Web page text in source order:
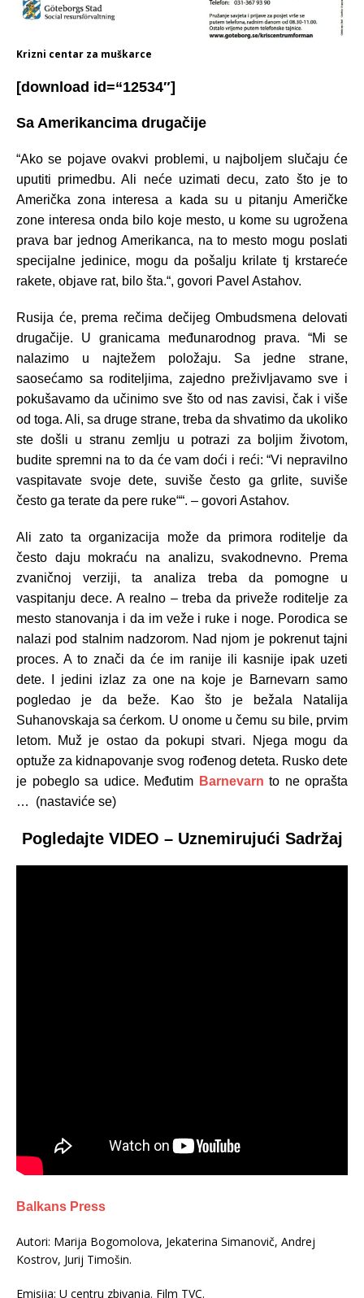
Krizni centar za muškarce
[download id=“12534″]
Sa Amerikancima drugačije
“Ako se pojave ovakvi problemi, u najboljem slučaju će
uputiti primedbu. Ali neće uzimati decu, zato što je to
Američka zona interesa a kada su u pitanju Američke
zone interesa onda bilo koje mesto, u kome su ugrožena
prava bar jednog Amerikanca, na to mesto mogu poslati
specijalne jedinice, mogu da pošalju krilate tj krstareće
rakete, objave rat, bilo šta.“, govori Pavel Astahov.
Rusija će, prema rečima dečijeg Ombudsmena delovati
drugačije. U granicama međunarodnog prava. “Mi se
nalazimo u najtežem položaju. Sa jedne strane,
saosećamo sa roditeljima, zajedno preživljavamo sve i
pokušavamo da učinimo sve što od nas zavisi, čak i više
od toga. Ali, sa druge strane, treba da shvatimo da ukoliko
ste došli u stranu zemlju u potrazi za boljim životom,
budite spremni na to da će vam doći i reći: “Vi nepravilno
vaspitavate svoje dete, suviše često ga grlite, suviše
često ga terate da pere ruke““. – govori Astahov.
Ali zato ta organizacija može da primora roditelje da
često daju mokraću na analizu, svakodnevno. Prema
zvaničnoj verziji, ta analiza treba da pomogne u
vaspitanju dece. A realno – treba da priveže roditelje za
mesto stanovanja i da im veže i ruke i noge. Porodica se
nalazi pod stalnim nadzorom. Nad njom je pokrenut tajni
proces. A to znači da će im ranije ili kasnije ipak uzeti
dete. I jedini izlaz za one na koje je Barnevarn samo
pogledao je da beže. Kao što je bežala Natalija
Suhanovskaja sa ćerkom. U onome u čemu su bile, prvim
letom. Muž je ostao da pokupi stvari. Njega mogu da
optuže za kidnapovanje svog rođenog deteta. Rusko dete
je pobeglo sa udice. Međutim Barnevarn to ne oprašta
… (nastaviće se)
Pogledajte VIDEO – Uznemirujući Sadržaj
Balkans Press
Autori: Marija Bogomolova, Jekaterina Simanovič, Andrej
Kostrov, Jurij Timošin.
Emisija: U centru zbivanja. Film TVC.